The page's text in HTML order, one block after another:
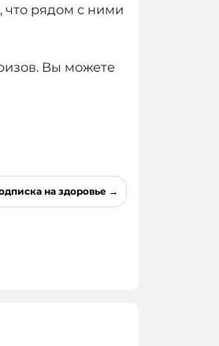
что рядом с ними
Вы можете
на здоровье